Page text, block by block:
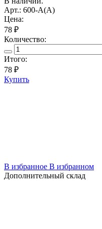
Арт.: 600-A(А)
Цена:
78 ₽
Количество:
Итого:
78 ₽
Купить
В избранное В избранном
Дополнительный склад